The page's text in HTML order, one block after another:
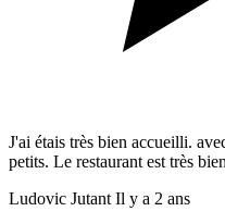
J'ai étais très bien accueilli.
petits. Le restaurant est très
Ludovic Jutant Il y a 2 ans